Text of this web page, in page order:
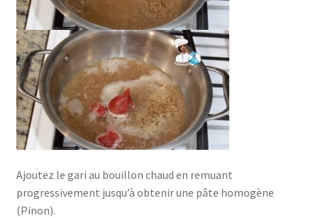
Ajoutez le gari au bouillon chaud en remuant
progressivement jusqu’à obtenir une pâte homogène
(Pinon).